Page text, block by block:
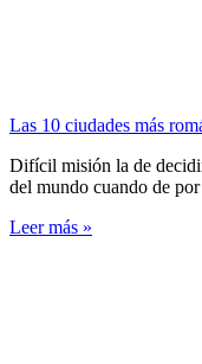
Las 10 ciudades más
Difícil misión la de
del mundo cuando de
Leer más »